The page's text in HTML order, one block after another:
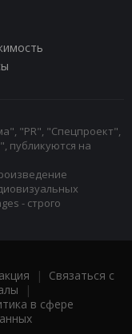
"PR", "Спецпроект",
публикуются на
- строго
| Связаться с
|
в сфере